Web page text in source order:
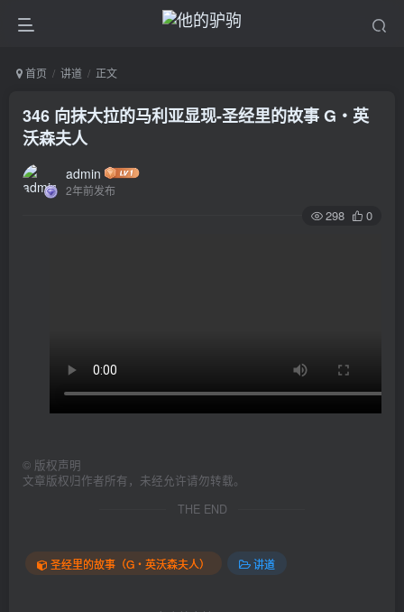
首页 讲道 正文
346 向抹大拉的马利亚显现-圣经里的故事 G‧英
沃森夫人
admin
2年前发布
298 0
© 版权声明
文章版权归作者所有，未经允许请勿转载。
THE END
圣经里的故事（G‧英沃森夫人） 讲道